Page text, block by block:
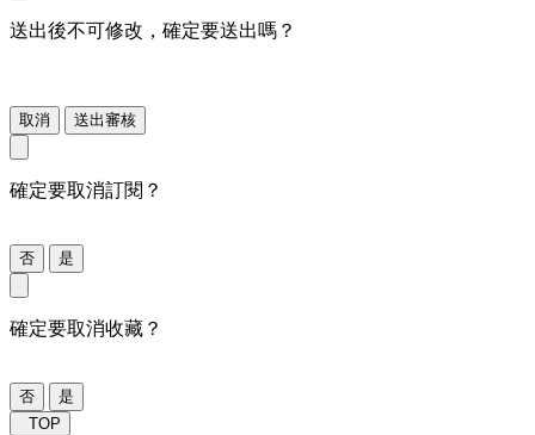
送出後不可修改，確定要送出嗎？
取消 送出審核
確定要取消訂閱？
否 是
確定要取消收藏？
否
是
TOP